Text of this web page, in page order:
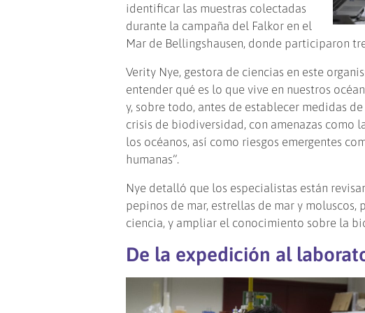
identificar las muestras colectadas
durante la campaña del Falkor en el
Mar de Bellingshausen, donde participaron
Verity Nye, gestora de ciencias en este
entender qué es lo que vive en nuestros
y, sobre todo, antes de establecer medidas
crisis de biodiversidad, con amenazas
los océanos, así como riesgos emergentes
humanas”.
Nye detalló que los especialistas están
pepinos de mar, estrellas de mar y moluscos,
ciencia, y ampliar el conocimiento sobre la
De la expedición al